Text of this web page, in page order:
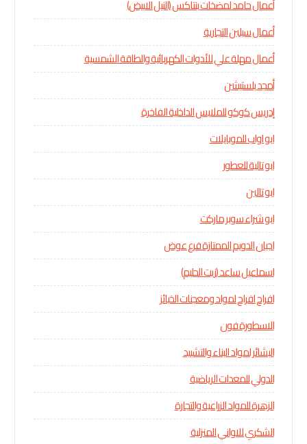
أعمال حامد لمضخات بنتاكس (النيل الابيض)
أعمال سيلين التجارية
أعمال مهلة علي للأدوات الكهربائية والطاقة الشمسية
أمجد بلستيشن
إدريس كوكو للملابس الداخلية الفاخرة
ابو اواب للموبايلات
ابو تالية للعطور
ابو تالين
ابو شراء سوبر ماركت
اجبان الدويم الممتازة فرع عوض
اسماعيل ساعد (زيت الحليم)
افراح افراح لمواد ومعجنات الخبائز
الاسطورة فون
البشائر لمواد البناء والتشييد
الدولي للمعدات الرياضية
الزهرة للمواد الزراعية والتجارة
الشكري للاواني المنزلية